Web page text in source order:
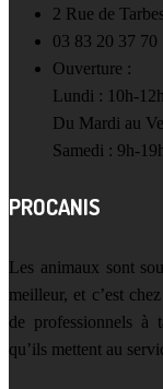
2 Rue de
03 83 20 37 70
Ouverture :
Lundi : 10h-
Du Mardi au
Samedi : 9h-
PROCANIS
Les animaux sont
meilleur, et c’est
de professionnels à
qu’ils mettent au